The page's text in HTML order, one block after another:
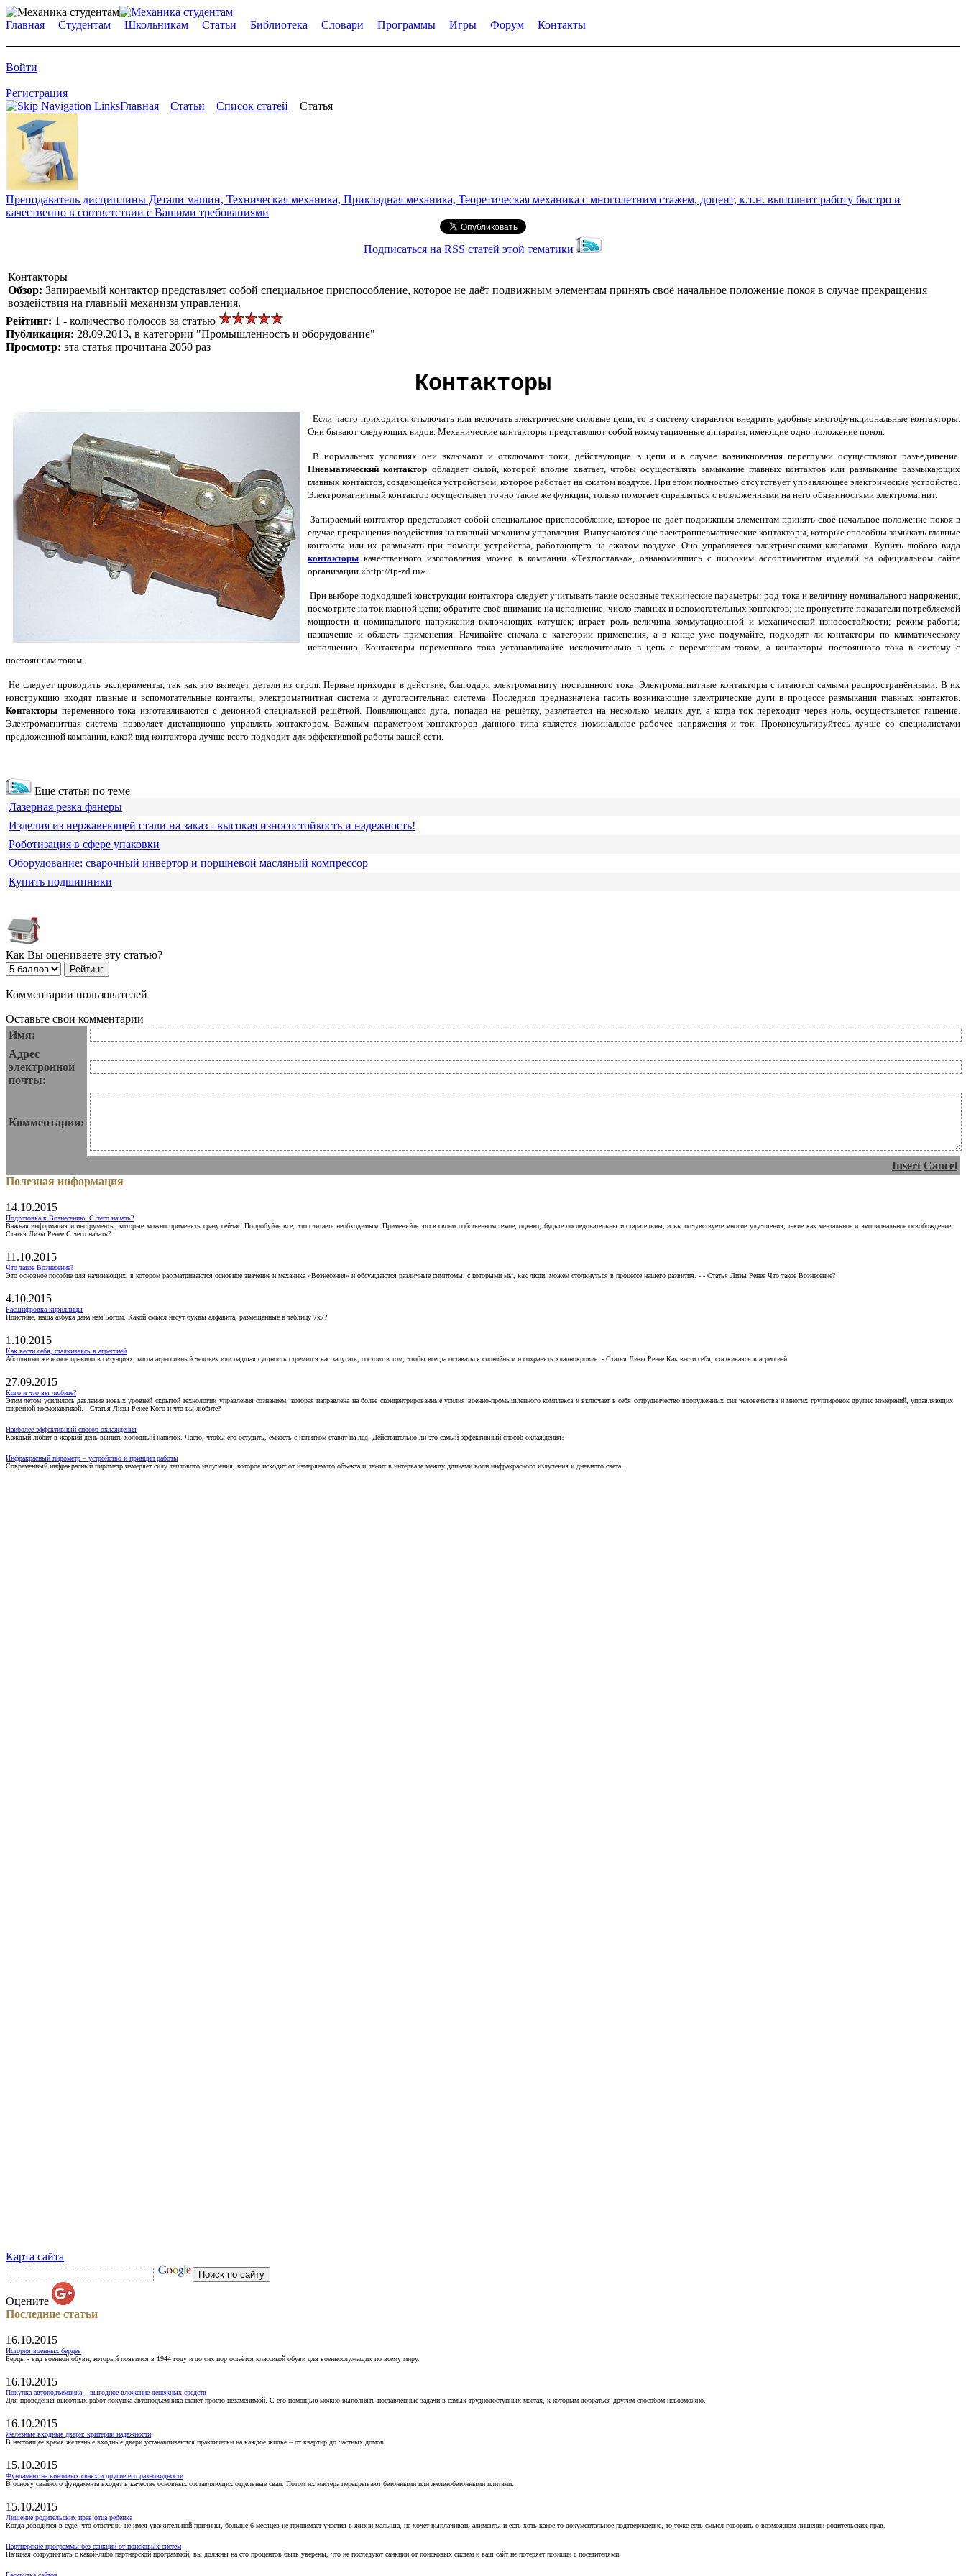
Главная Студентам Школьникам Статьи Библиотека Словари Программы Игры Форум Контакты
Войти
Регистрация
Главная
Статьи Список статей Статья
Преподаватель дисциплины Детали машин, Техническая механика, Прикладная механика, Теоретическая механика с многолетним стажем, доцент, к.т.н. выполнит работу быстро и
качественно в соответствии с Вашими требованиями
Подписаться на RSS статей этой тематики
Контакторы
Обзор: Запираемый контактор представляет собой специальное приспособление, которое не даёт подвижным элементам принять своё начальное положение покоя в случае прекращения
воздействия на главный механизм управления.
Рейтинг: 1 - количество голосов за статью
Публикация: 28.09.2013, в категории "Промышленность и оборудование"
Просмотр: эта статья прочитана 2050 раз
Контакторы
Если часто приходится отключать или включать электрические силовые цепи, то в систему стараются внедрить удобные многофункциональные контакторы.
Они бывают следующих видов. Механические контакторы представляют собой коммутационные аппараты, имеющие одно положение покоя.
В нормальных условиях они включают и отключают токи, действующие в цепи и в случае возникновения перегрузки осуществляют разъединение.
Пневматический контактор обладает силой, которой вполне хватает, чтобы осуществлять замыкание главных контактов или размыкание размыкающих
главных контактов, создающейся устройством, которое работает на сжатом воздухе. При этом полностью отсутствует управляющее электрические устройство.
Электромагнитный контактор осуществляет точно такие же функции, только помогает справляться с возложенными на него обязанностями электромагнит.
Запираемый контактор представляет собой специальное приспособление, которое не даёт подвижным элементам принять своё начальное положение покоя в
случае прекращения воздействия на главный механизм управления. Выпускаются ещё электропневматические контакторы, которые способны замыкать главные
контакты или их размыкать при помощи устройства, работающего на сжатом воздухе. Оно управляется электрическими клапанами. Купить любого вида
контакторы качественного изготовления можно в компании «Техпоставка», ознакомившись с широким ассортиментом изделий на официальном сайте
организации «http://tp-zd.ru».
При выборе подходящей конструкции контактора следует учитывать такие основные технические параметры: род тока и величину номинального напряжения,
посмотрите на ток главной цепи; обратите своё внимание на исполнение, число главных и вспомогательных контактов; не пропустите показатели потребляемой
мощности и номинального напряжения включающих катушек; играет роль величина коммутационной и механической износостойкости; режим работы;
назначение и область применения. Начинайте сначала с категории применения, а в конце уже подумайте, подходят ли контакторы по климатическому
исполнению. Контакторы переменного тока устанавливайте исключительно в цепь с переменным током, а контакторы постоянного тока в систему с
постоянным током.
Не следует проводить эксперименты, так как это выведет детали из строя. Первые приходят в действие, благодаря электромагниту постоянного тока. Электромагнитные контакторы считаются самыми распространёнными. В их
конструкцию входят главные и вспомогательные контакты, электромагнитная система и дугогасительная система. Последняя предназначена гасить возникающие электрические дуги в процессе размыкания главных контактов.
Контакторы переменного тока изготавливаются с деионной специальной решёткой. Появляющаяся дуга, попадая на решётку, разлетается на несколько мелких дуг, а когда ток переходит через ноль, осуществляется гашение.
Электромагнитная система позволяет дистанционно управлять контактором. Важным параметром контакторов данного типа является номинальное рабочее напряжения и ток. Проконсультируйтесь лучше со специалистами
предложенной компании, какой вид контактора лучше всего подходит для эффективной работы вашей сети.
Еще статьи по теме
Лазерная резка фанеры
Изделия из нержавеющей стали на заказ - высокая износостойкость и надежность!
Роботизация в сфере упаковки
Оборудование: сварочный инвертор и поршневой масляный компрессор
Купить подшипники
Как Вы оцениваете эту статью?
Комментарии пользователей
Оставьте свои комментарии
Имя:
Адрес
электронной
почты:
Комментарии:
Insert Cancel
Полезная информация
14.10.2015
Подготовка к Вознесению. С чего начать?
Важная информация и инструменты, которые можно применять сразу сейчас! Попробуйте все, что считаете необходимым. Применяйте это в своем собственном темпе, однако, будьте последовательны и старательны, и вы почувствуете многие улучшения, такие как ментальное и эмоциональное освобождение.
Статья Лизы Ренее С чего начать?
11.10.2015
Что такое Вознесение?
Это основное пособие для начинающих, в котором рассматриваются основное значение и механика «Вознесения» и обсуждаются различные симптомы, с которыми мы, как люди, можем столкнуться в процессе нашего развития. - - Статья Лизы Ренее Что такое Вознесение?
4.10.2015
Расшифровка кириллицы
Поистине, наша азбука дана нам Богом. Какой смысл несут буквы алфавита, размещенные в таблицу 7х7?
1.10.2015
Как вести себя, сталкиваясь в агрессией
Абсолютно железное правило в ситуациях, когда агрессивный человек или падшая сущность стремится вас запугать, состоит в том, чтобы всегда оставаться спокойным и сохранять хладнокровие. - Статья Лизы Ренее Как вести себя, сталкиваясь в агрессией
27.09.2015
Кого и что вы любите?
Этим летом усилилось давление новых уровней скрытой технологии управления сознанием, которая направлена на более сконцентрированные усилия военно-промышленного комплекса и включает в себя сотрудничество вооруженных сил человечества и многих группировок других измерений, управляющих
секретной космонавтикой. - Статья Лизы Ренее Кого и что вы любите?
Наиболее эффективный способ охлаждения
Каждый любит в жаркий день выпить холодный напиток. Часто, чтобы его остудить, емкость с напитком ставят на лед. Действительно ли это самый эффективный способ охлаждения?
Инфракрасный пирометр – устройство и принцип работы
Современный инфракрасный пирометр измеряет силу теплового излучения, которое исходит от измеряемого объекта и лежит в интервале между длинами волн инфракрасного излучения и дневного света.
Карта сайта
Оцените
Последние статьи
16.10.2015
История военных берцев
Берцы - вид военной обуви, который появился в 1944 году и до сих пор остаётся классикой обуви для военнослужащих по всему миру.
16.10.2015
Покупка автоподъемника – выгодное вложение денежных средств
Для проведения высотных работ покупка автоподъемника станет просто незаменимой. С его помощью можно выполнять поставленные задачи в самых труднодоступных местах, к которым добраться другим способом невозможно.
16.10.2015
Железные входные двери: критерии надежности
В настоящее время железные входные двери устанавливаются практически на каждое жилье – от квартир до частных домов.
15.10.2015
Фундамент на винтовых сваях и другие его разновидности
В основу свайного фундамента входят в качестве основных составляющих отдельные сваи. Потом их мастера перекрывают бетонными или железобетонными плитами.
15.10.2015
Лишение родительских прав отца ребенка
Когда доводится в суде, что ответчик, не имея уважительной причины, больше 6 месяцев не принимает участия в жизни малыша, не хочет выплачивать алименты и есть хоть какое-то документальное подтверждение, то тоже есть смысл говорить о возможном лишении родительских прав.
Партнёрские программы без санкций от поисковых систем
Начиная сотрудничать с какой-либо партнёрской программой, вы должны на сто процентов быть уверены, что не последуют санкции от поисковых систем и ваш сайт не потеряет позиции с посетителями.